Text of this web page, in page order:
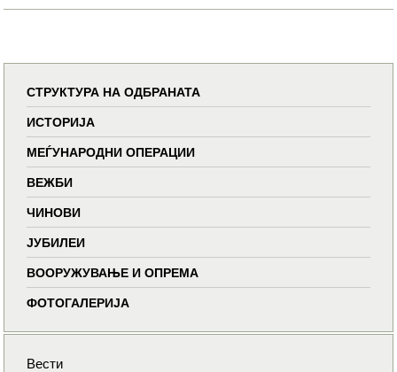
СТРУКТУРА НА ОДБРАНАТА
ИСТОРИЈА
МЕЃУНАРОДНИ ОПЕРАЦИИ
ВЕЖБИ
ЧИНОВИ
ЈУБИЛЕИ
ВООРУЖУВАЊЕ И ОПРЕМА
ФОТОГАЛЕРИЈА
Вести